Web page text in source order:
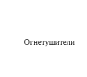
Огнетушители